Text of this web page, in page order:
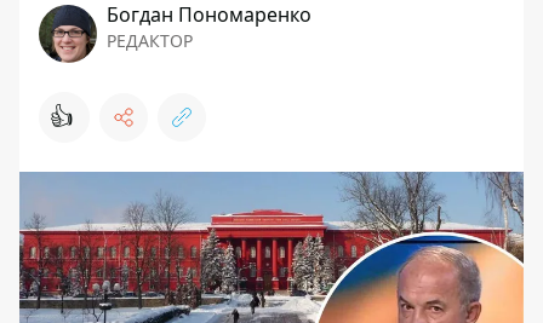
Богдан Пономаренко
РЕДАКТОР
👍